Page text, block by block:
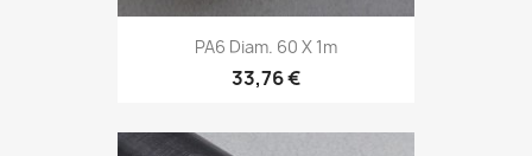
PA6 Diam. 60 X 1m
33,76 €